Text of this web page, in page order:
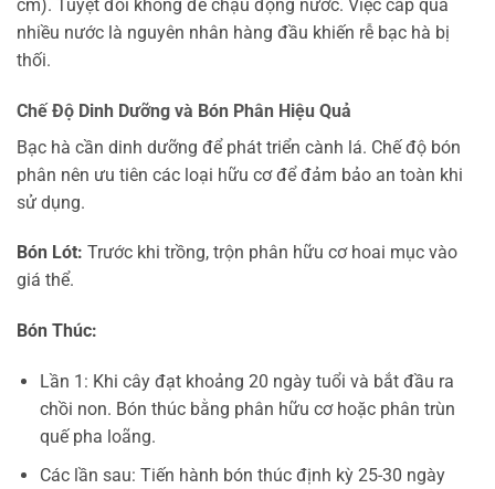
cm). Tuyệt đối không để chậu đọng nước. Việc cấp quá
nhiều nước là nguyên nhân hàng đầu khiến rễ bạc hà bị
thối.
Chế Độ Dinh Dưỡng và Bón Phân Hiệu Quả
Bạc hà cần dinh dưỡng để phát triển cành lá. Chế độ bón
phân nên ưu tiên các loại hữu cơ để đảm bảo an toàn khi
sử dụng.
Bón Lót: Trước khi trồng, trộn phân hữu cơ hoai mục vào
giá thể.
Bón Thúc:
Lần 1: Khi cây đạt khoảng 20 ngày tuổi và bắt đầu ra
chồi non. Bón thúc bằng phân hữu cơ hoặc phân trùn
quế pha loãng.
Các lần sau: Tiến hành bón thúc định kỳ 25-30 ngày